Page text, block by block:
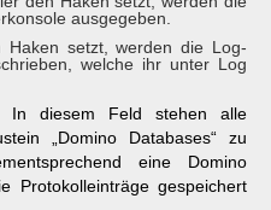
ausgegeben.
setzt, werden die Log-
welche ihr unter Log
In diesem Feld stehen alle
„Domino Databases“ zu
eine Domino
Protokolleinträge gespeichert